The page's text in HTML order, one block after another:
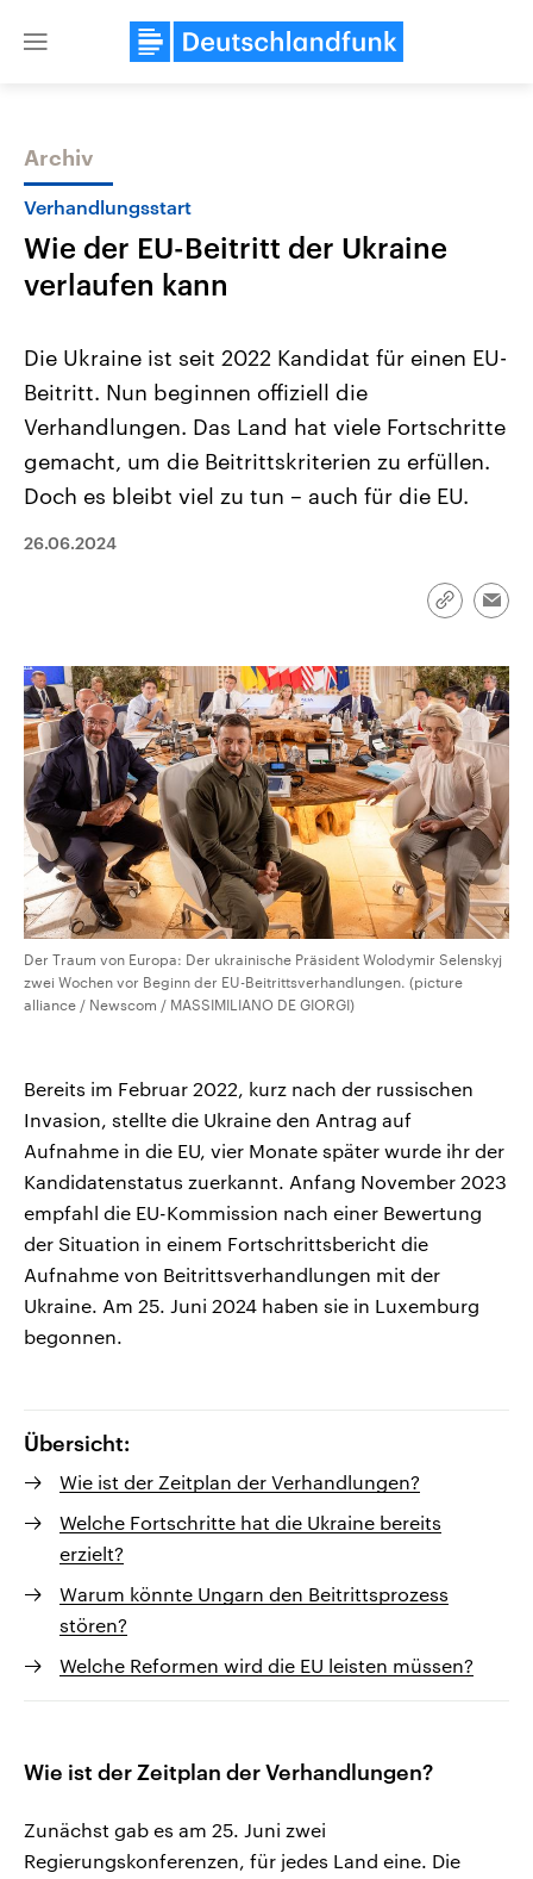
Close
Themen
Landtagswahl Sachsen-Anhalt
2026
Alle Informationen
Sachsen-Anhalt wählt am 6.
September 2026 einen neuen
Landtag. Seit 2021 wird das
CDU, SPD und FDP regiert.-
USA
Aktuelle Beiträge,
Hintergründe
Wirtschaftlich und
gehören die Vereinigten
den mächtigsten Ländern
Audio-Archiv
Archiv
Verhandlungsstart
Wie der EU-Beitritt der Ukraine
verlaufen kann
Die Ukraine ist seit 2022 Kandidat für einen EU-
Beitritt. Nun beginnen offiziell die
Verhandlungen. Das Land hat viele Fortschritte
gemacht, um die Beitrittskriterien zu erfüllen.
Doch es bleibt viel zu tun – auch für die EU.
26.06.2024
Link
Der Traum von Europa: Der ukrainische Präsident Wolodymir Selenskyj
zwei Wochen vor Beginn der EU-Beitrittsverhandlungen. (picture
alliance / Newscom / MASSIMILIANO DE GIORGI)
Bereits im Februar 2022, kurz nach der russischen
Invasion, stellte die Ukraine den Antrag auf
Aufnahme in die EU, vier Monate später wurde ihr der
Kandidatenstatus zuerkannt. Anfang November 2023
empfahl die EU-Kommission nach einer Bewertung
der Situation in einem Fortschrittsbericht die
Aufnahme von Beitrittsverhandlungen mit der
Ukraine. Am 25. Juni 2024 haben sie in Luxemburg
begonnen.
Übersicht:
Wie ist der Zeitplan der Verhandlungen?
Welche Fortschritte hat die Ukraine bereits
erzielt?
Warum könnte Ungarn den Beitrittsprozess
stören?
Welche Reformen wird die EU leisten müssen?
Wie ist der Zeitplan der Verhandlungen?
Zunächst gab es am 25. Juni zwei
Regierungskonferenzen, für jedes Land eine. Die